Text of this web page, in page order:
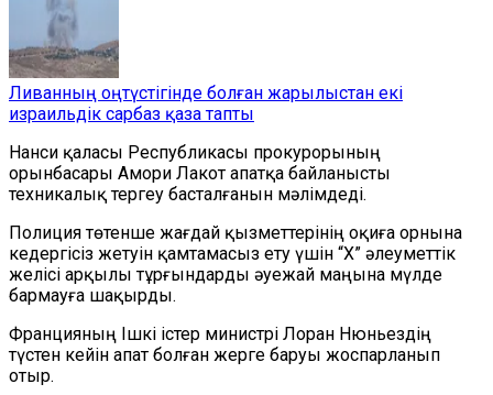
Ливанның оңтүстігінде болған жарылыстан екі
израильдік сарбаз қаза тапты
Нанси қаласы Республикасы прокурорының
орынбасары Амори Лакот апатқа байланысты
техникалық тергеу басталғанын мәлімдеді.
Полиция төтенше жағдай қызметтерінің оқиға орнына
кедергісіз жетуін қамтамасыз ету үшін “X” әлеуметтік
желісі арқылы тұрғындарды әуежай маңына мүлде
бармауға шақырды.
Францияның Ішкі істер министрі Лоран Нюньездің
түстен кейін апат болған жерге баруы жоспарланып
отыр.